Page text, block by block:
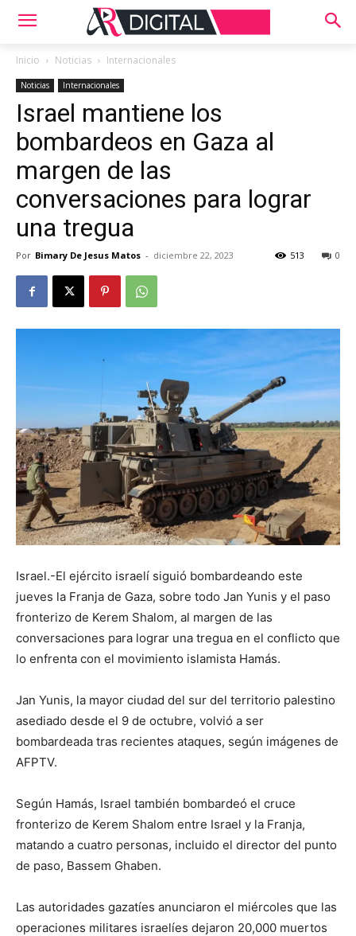
Inicio Noticias Internacionales
Noticias Internacionales
Israel mantiene los
bombardeos en Gaza al
margen de las
conversaciones para lograr
una tregua
Por Bimary De Jesus Matos - diciembre 22, 2023 0
513
Israel.-El ejército israelí siguió bombardeando este
jueves la Franja de Gaza, sobre todo Jan Yunis y el paso
fronterizo de Kerem Shalom, al margen de las
conversaciones para lograr una tregua en el conflicto que
lo enfrenta con el movimiento islamista Hamás.
Jan Yunis, la mayor ciudad del sur del territorio palestino
asediado desde el 9 de octubre, volvió a ser
bombardeada tras recientes ataques, según imágenes de
AFPTV.
Según Hamás, Israel también bombardeó el cruce
fronterizo de Kerem Shalom entre Israel y la Franja,
matando a cuatro personas, incluido el director del punto
de paso, Bassem Ghaben.
Las autoridades gazatíes anunciaron el miércoles que las
operaciones militares israelíes dejaron 20,000 muertos